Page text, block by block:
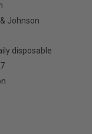
Johnson
disposable